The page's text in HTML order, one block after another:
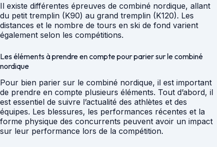
Il existe différentes épreuves de combiné nordique, allant
du petit tremplin (K90) au grand tremplin (K120). Les
distances et le nombre de tours en ski de fond varient
également selon les compétitions.
Les éléments à prendre en compte pour parier sur le combiné
nordique
Pour bien parier sur le combiné nordique, il est important
de prendre en compte plusieurs éléments. Tout d’abord, il
est essentiel de suivre l’actualité des athlètes et des
équipes. Les blessures, les performances récentes et la
forme physique des concurrents peuvent avoir un impact
sur leur performance lors de la compétition.